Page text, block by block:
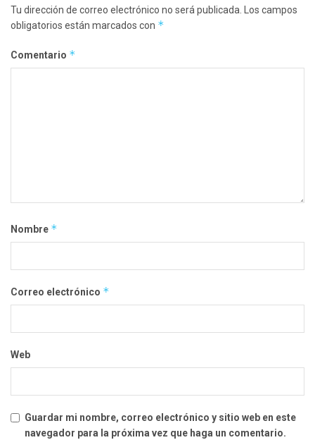
Tu dirección de correo electrónico no será publicada.
Los campos
obligatorios están marcados con *
Comentario *
Nombre *
Correo electrónico *
Web
Guardar mi nombre, correo electrónico y sitio web en este
navegador para la próxima vez que haga un comentario.